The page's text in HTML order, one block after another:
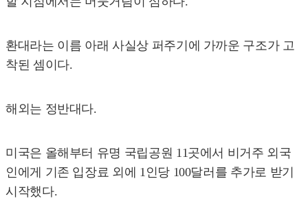
환대라는 이름 아래 사실상 퍼주기에 가까운 구조가 고
착된 셈이다.
해외는 정반대다.
미국은 올해부터 유명 국립공원 11곳에서 비거주 외국
인에게 기존 입장료 외에 1인당 100달러를 추가로 받기
시작했다.